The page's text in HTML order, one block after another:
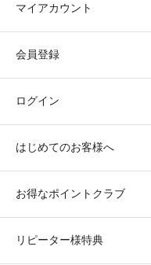
マイアカウント
会員登録
ログイン
はじめてのお客様へ
お得なポイントクラブ
リピーター様特典